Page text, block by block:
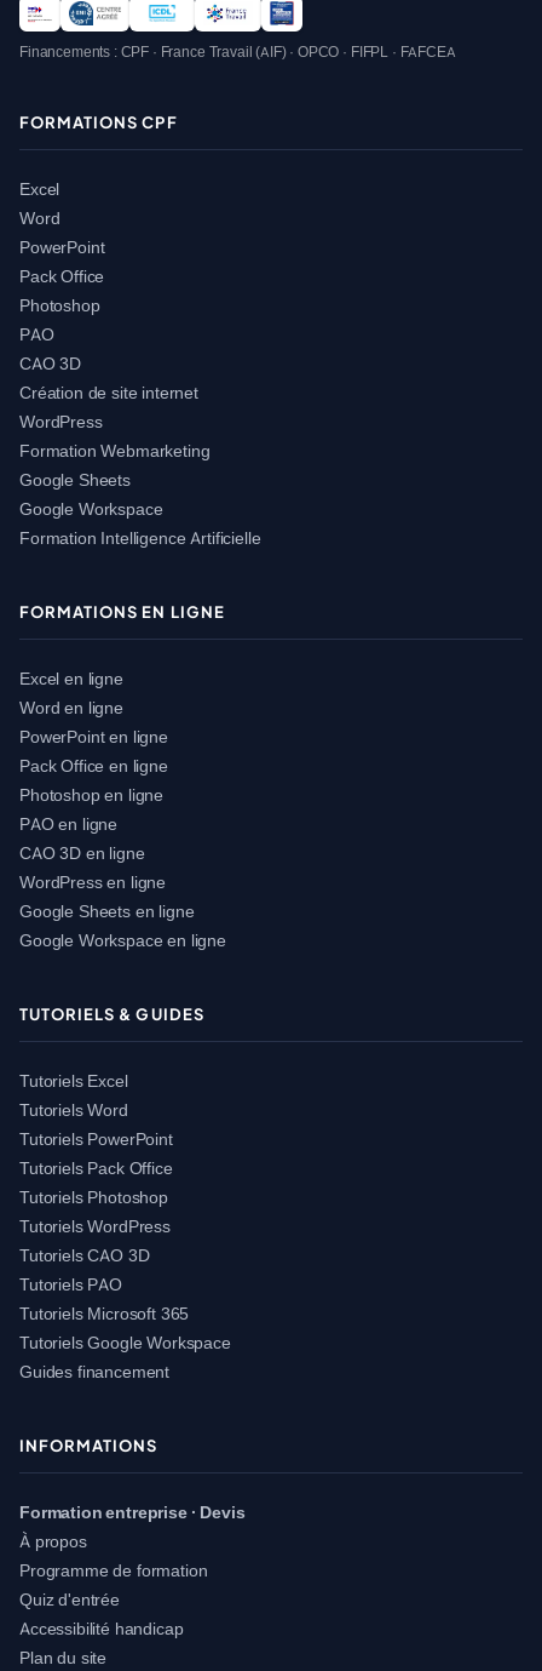
Financements : CPF · France Travail (AIF) · OPCO · FIFPL · FAFCEA
FORMATIONS CPF
Excel
Word
PowerPoint
Pack Office
Photoshop
PAO
CAO 3D
Création de site internet
WordPress
Formation Webmarketing
Google Sheets
Google Workspace
Formation Intelligence Artificielle
FORMATIONS EN LIGNE
Excel en ligne
Word en ligne
PowerPoint en ligne
Pack Office en ligne
Photoshop en ligne
PAO en ligne
CAO 3D en ligne
WordPress en ligne
Google Sheets en ligne
Google Workspace en ligne
TUTORIELS & GUIDES
Tutoriels Excel
Tutoriels Word
Tutoriels PowerPoint
Tutoriels Pack Office
Tutoriels Photoshop
Tutoriels WordPress
Tutoriels CAO 3D
Tutoriels PAO
Tutoriels Microsoft 365
Tutoriels Google Workspace
Guides financement
INFORMATIONS
Formation entreprise · Devis
À propos
Programme de formation
Quiz d'entrée
Accessibilité handicap
Plan du site